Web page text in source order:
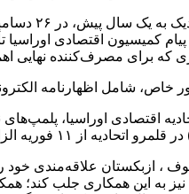
کمیسیون اقتصادی
که برای مصرف‌کننده نهایی
طور خاص، شامل اظهارنامه
اقتصادی اوراسیا،
سبک تسری خواهد یافت و در مرحله سوم، تمامی کالاهای حمل‌شونده را دربر خواهد گرفت.
، ازبکستان علاقه‌مندی خود
نیز به این همکاری جلب